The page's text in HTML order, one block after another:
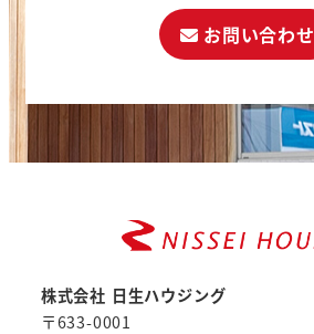
お問い合わせ
株式会社 日生ハウジング
〒633-0001